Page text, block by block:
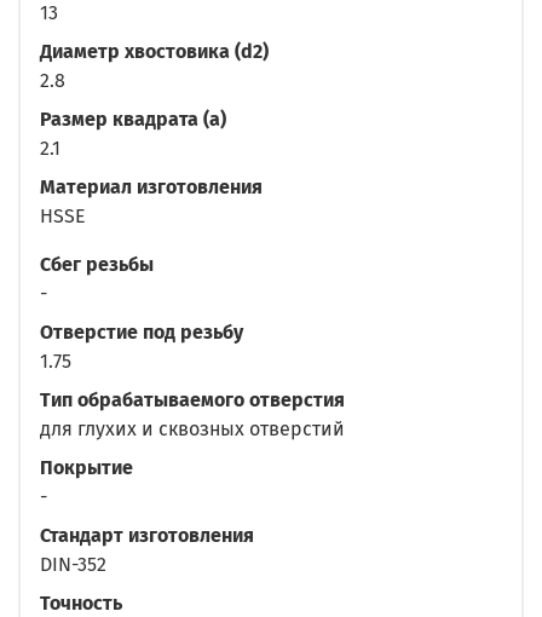
13
Диаметр хвостовика (d2)
2.8
Размер квадрата (a)
2.1
Материал изготовления
HSSE
Сбег резьбы
-
Отверстие под резьбу
1.75
Тип обрабатываемого отверстия
для глухих и сквозных отверстий
Покрытие
-
Стандарт изготовления
DIN-352
Точность